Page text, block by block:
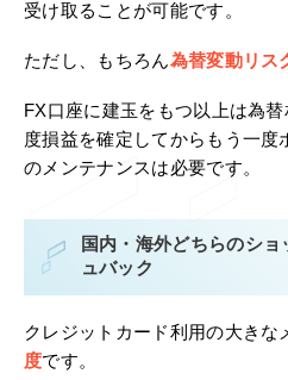
受け取ることが可能です。
ただし、もちろん為替変動リス
FX口座に建玉をもつ以上は為
度損益を確定してからもう一度
のメンテナンスは必要です。
国内・海外どちらのシ
ュバック
クレジットカード利用の大きな
度です。